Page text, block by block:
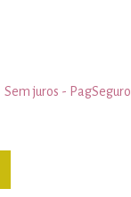
Sem juros - PagSeguro